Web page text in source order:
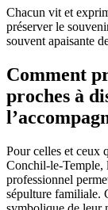
Chacun vit et
préserver le
souvent apaisante
Comment
proches à
Pour celles et ceux
Conchil-le-Temple,
professionnel
sépulture familiale.